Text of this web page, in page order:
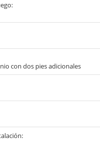
con dos pies adicionales